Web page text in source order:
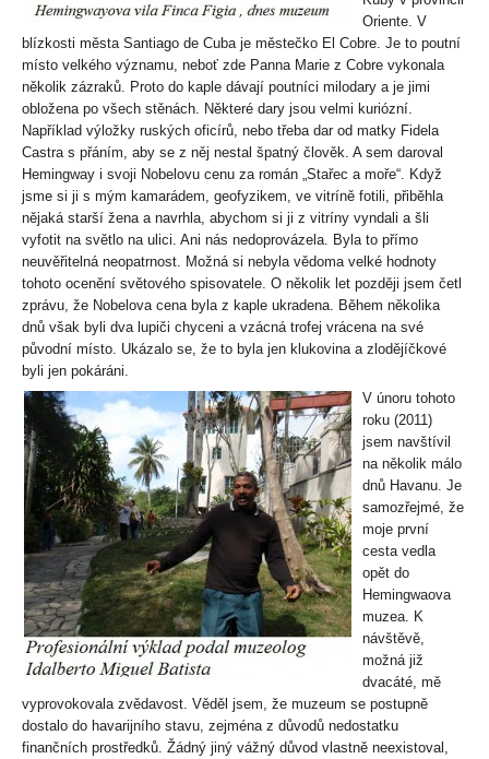
Oriente. V
blízkosti města Santiago de Cuba je městečko El Cobre. Je to poutní
místo velkého významu, neboť zde Panna Marie z Cobre vykonala
několik zázraků. Proto do kaple dávají poutníci milodary a je jimi
obložena po všech stěnách. Některé dary jsou velmi kuriózní.
Například výložky ruských oficírů, nebo třeba dar od matky Fidela
Castra s přáním, aby se z něj nestal špatný člověk. A sem daroval
Hemingway i svoji Nobelovu cenu za román „Stařec a moře“. Když
jsme si ji s mým kamarádem, geofyzikem, ve vitríně fotili, přiběhla
nějaká starší žena a navrhla, abychom si ji z vitríny vyndali a šli
vyfotit na světlo na ulici. Ani nás nedoprovázela. Byla to přímo
neuvěřitelná neopatrnost. Možná si nebyla vědoma velké hodnoty
tohoto ocenění světového spisovatele. O několik let později jsem četl
zprávu, že Nobelova cena byla z kaple ukradena. Během několika
dnů však byli dva lupiči chyceni a vzácná trofej vrácena na své
původní místo. Ukázalo se, že to byla jen klukovina a zlodějíčkové
byli jen pokáráni.
V únoru tohoto
roku (2011)
jsem navštívil
na několik málo
dnů Havanu. Je
samozřejmé, že
moje první
cesta vedla
opět do
Hemingwaova
muzea. K
návštěvě,
možná již
dvacáté, mě
vyprovokovala zvědavost. Věděl jsem, že muzeum se postupně
dostalo do havarijního stavu, zejména z důvodů nedostatku
finančních prostředků. Žádný jiný vážný důvod vlastně neexistoval,